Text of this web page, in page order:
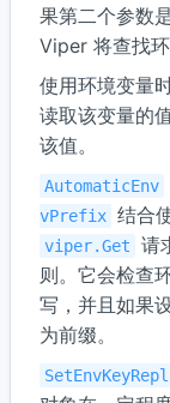
果第二个参数是
Viper 将查找环
使用环境变量
读取该变量的
该值。
AutomaticEnv
vPrefix 结合
viper.Get
请
则。它会检查
写，并且如果
为前缀。